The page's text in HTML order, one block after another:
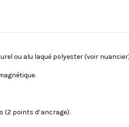
ou alu laqué polyester (voir
(2 points d’ancrage).